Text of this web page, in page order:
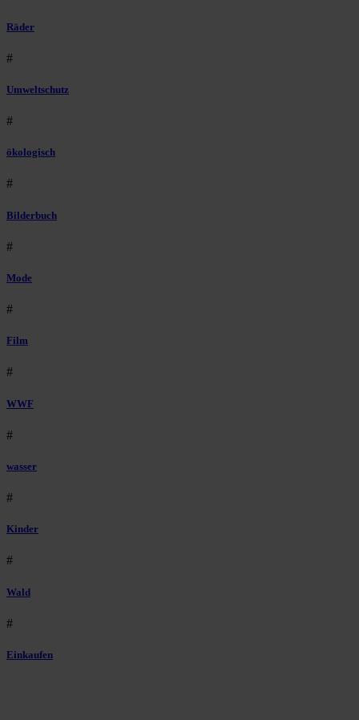
Räder
#
Umweltschutz
#
ökologisch
#
Bilderbuch
#
Mode
#
Film
#
WWF
#
wasser
#
Kinder
#
Wald
#
Einkaufen